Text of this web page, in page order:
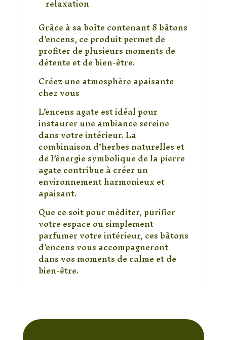
Grâce à sa boîte contenant 8 bâtons
d’encens, ce produit permet de
profiter de plusieurs moments de
détente et de bien-être.
Créez une atmosphère apaisante
chez vous
L’encens agate est idéal pour
instaurer une ambiance sereine
dans votre intérieur. La
combinaison d’herbes naturelles et
de l’énergie symbolique de la pierre
agate contribue à créer un
environnement harmonieux et
apaisant.
Que ce soit pour méditer, purifier
votre espace ou simplement
parfumer votre intérieur, ces bâtons
d’encens vous accompagneront
dans vos moments de calme et de
bien-être.